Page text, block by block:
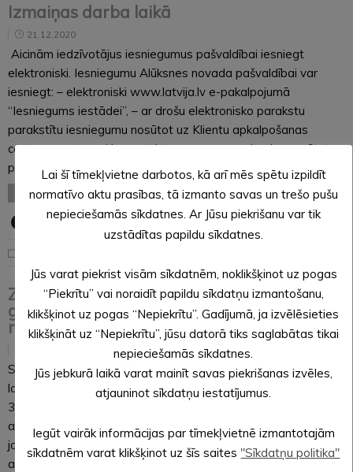
Izmaiņas darba laikā
21.12.2020
Aicinām iedzīvotājus iesniegumus pašvaldībai iesniegt
elektroniski. Iesniegumu Alūksnes novada pašvaldībai var
iesniegt: – elektroniski www.latvija.lv e-pakalpojumā
“Iesniegums iestādei”, – ar drošu elektronisko parakstu
parakstītu iesniegumu nosūtot uz Klientu apkalpošanas
centra e-pastu vai izmantojot personas e-adresi, – nosūtot
pa pastu uz…
LASĪT VISU
Ziemassvētku un Jaunā gada brīvdienās
gaidāmas izmaiņas gandrīz 600 reģionālo
maršrutu
Sakarā ar Ziemassvētku un Jaunā gada svētku brīvdienām
laika periodā no 2020. gada 23. decembra līdz 2021. gada
3. janvārim gaidāmas izmaiņas gandrīz 600 reģionālo
autobusu maršrutu visā Latvijā. Daļā maršrutu tiks atklāti
jauni reisi, bet daļā tie tiks atcelti. Autotransporta direkcija
aicina iedzīvotājus…
Lai šī tīmekļvietne darbotos, kā arī mēs spētu izpildīt
normatīvo aktu prasības, tā izmanto savas un trešo pušu
nepieciešamās sīkdatnes. Ar Jūsu piekrišanu var tik
uzstādītas papildu sīkdatnes.
Jūs varat piekrist visām sīkdatnēm, noklikšķinot uz pogas
“Piekrītu” vai noraidīt papildu sīkdatņu izmantošanu,
klikšķinot uz pogas “Nepiekrītu”. Gadījumā, ja izvēlēsieties
klikšķināt uz “Nepiekrītu”, jūsu datorā tiks saglabātas tikai
nepieciešamās sīkdatnes.
Jūs jebkurā laikā varat mainīt savas piekrišanas izvēles,
atjauninot sīkdatņu iestatījumus.
Iegūt vairāk informācijas par tīmekļvietnē izmantotajām
sīkdatnēm varat klikšķinot uz šīs saites "Sīkdatņu politika"